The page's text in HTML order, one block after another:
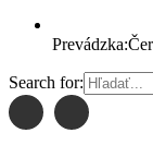
Prevádzka:
Search for: